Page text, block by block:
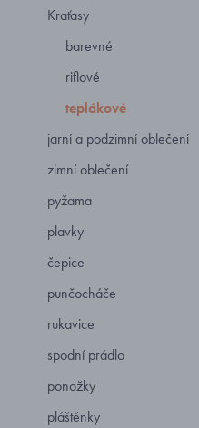
Kraťasy
barevné
riflové
teplákové
jarní a podzimní oblečení
zimní oblečení
pyžama
plavky
čepice
punčocháče
rukavice
spodní prádlo
ponožky
pláštěnky